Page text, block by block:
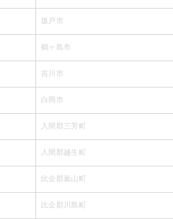
坂戸市
鶴ヶ島市
吉川市
白岡市
入間郡三芳町
入間郡越生町
比企郡嵐山町
比企郡川島町